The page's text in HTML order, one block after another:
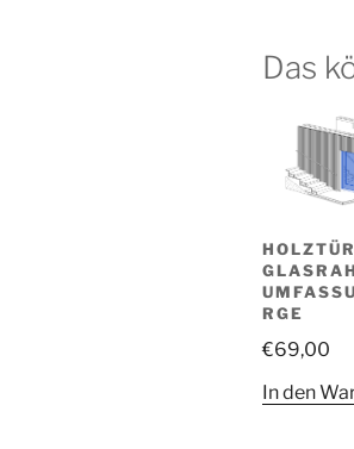
Das
RGE
€69,00
In den